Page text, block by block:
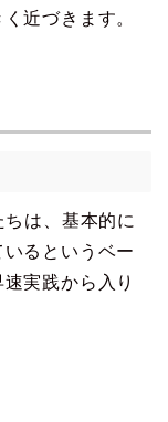
近づきます。
は、基本的に
るというベー
実践から入り